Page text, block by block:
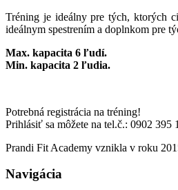
Tréning je ideálny pre tých, ktorých
ideálnym spestrením a doplnkom pre
Max. kapacita 6 ľudí.
Min. kapacita 2 ľudia.
Potrebná registrácia na tréning!
Prihlásiť sa môžete na tel.č.: 0902 395
Prandi Fit Academy vznikla v roku
Navigácia